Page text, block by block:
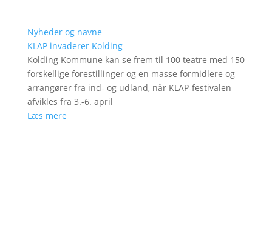
Nyheder og navne
KLAP invaderer Kolding
Kolding Kommune kan se frem til 100 teatre med 150
forskellige forestillinger og en masse formidlere og
arrangører fra ind- og udland, når KLAP-festivalen
afvikles fra 3.-6. april
Læs mere